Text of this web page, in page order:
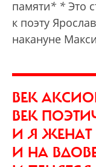
памяти* * Это
к поэту
накануне
ВЕК
ВЕК
И Я ЖЕНАТ
И НА